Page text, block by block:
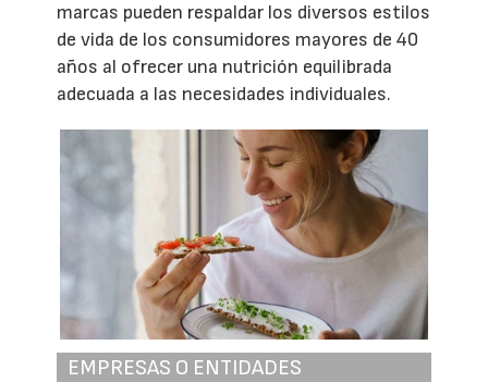
marcas pueden respaldar los diversos estilos
de vida de los consumidores mayores de 40
años al ofrecer una nutrición equilibrada
adecuada a las necesidades individuales.
EMPRESAS O ENTIDADES